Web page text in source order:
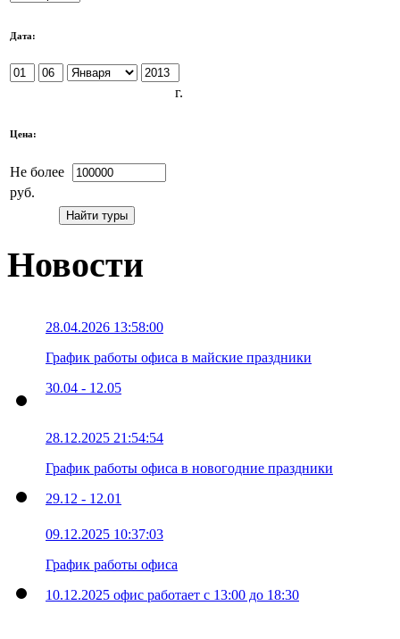
Дата:
г.
Цена:
Не более
руб.
Новости
28.04.2026 13:58:00
График работы офиса в майские праздники
30.04 - 12.05
28.12.2025 21:54:54
График работы офиса в новогодние праздники
29.12 - 12.01
09.12.2025 10:37:03
График работы офиса
10.12.2025 офис работает с 13:00 до 18:30